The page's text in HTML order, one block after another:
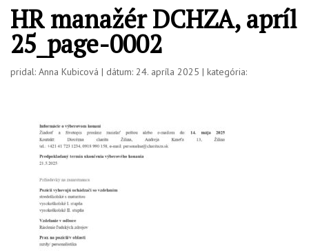
HR manažér DCHZA, apríl
25_page-0002
pridal: Anna Kubicová | dátum: 24. apríla 2025 | kategória: